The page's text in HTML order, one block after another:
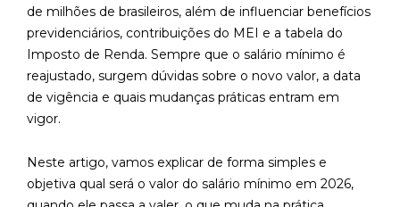
de milhões de brasileiros, além de influenciar benefícios
previdenciários, contribuições do MEI e a tabela do
Imposto de Renda. Sempre que o salário mínimo é
reajustado, surgem dúvidas sobre o novo valor, a data
de vigência e quais mudanças práticas entram em
vigor.
Neste artigo, vamos explicar de forma simples e
objetiva qual será o valor do salário mínimo em 2026,